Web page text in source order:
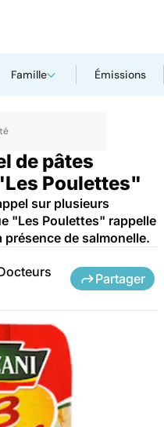
Famille Émissions
de pâtes
Poulettes"
sur plusieurs
"Les Poulettes" rappelle
de salmonelle.
Partager